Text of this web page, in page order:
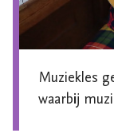
Muziekles
waarbij